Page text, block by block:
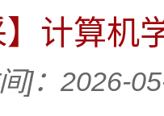
】计算
]：2026-